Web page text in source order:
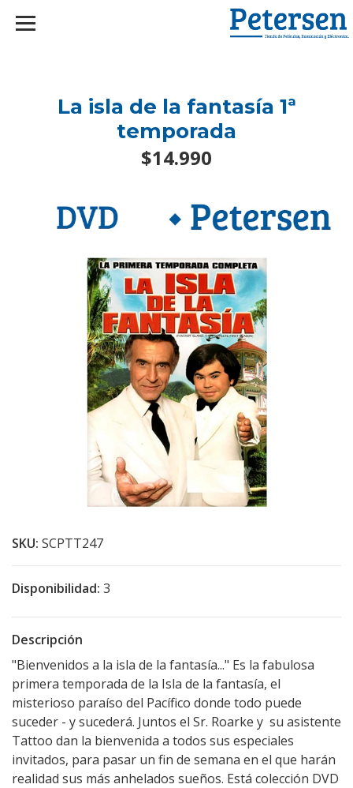
La isla de la fantasía 1ª
temporada
$14.990
SKU: SCPTT247
Disponibilidad: 3
Descripción
"Bienvenidos a la isla de la fantasía..." Es la fabulosa
primera temporada de la Isla de la fantasía, el
misterioso paraíso del Pacífico donde todo puede
suceder - y sucederá. Juntos el Sr. Roarke y su asistente
Tattoo dan la bienvenida a todos sus especiales
invitados, para pasar un fin de semana en el que harán
realidad sus más anhelados sueños. Está colección DVD